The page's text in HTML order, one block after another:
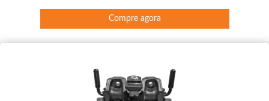
Compre agora